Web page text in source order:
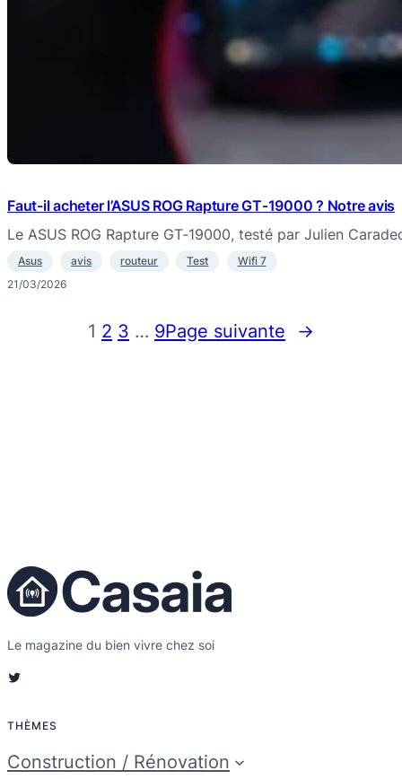
Faut-il acheter l’ASUS ROG Rapture GT‑19000 ? Notre avis
Le ASUS ROG Rapture GT‑19000, testé par Julien
Asus avis routeur Test
Wifi 7
21/03/2026
1 2 3 … 9Page suivante →
Le magazine du bien vivre chez soi
Twitter
THÈMES
Construction / Rénovation